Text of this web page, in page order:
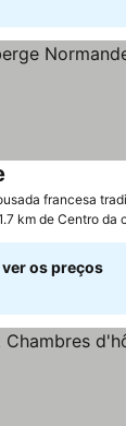
francesa
km de Centro da
os preços